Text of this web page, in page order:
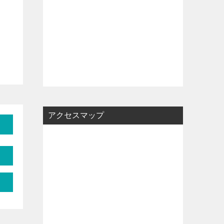
アクセスマップ